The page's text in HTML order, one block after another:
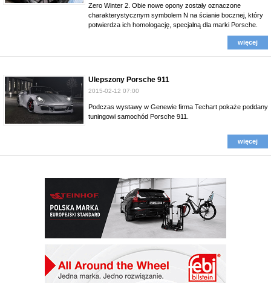
Zero Winter 2. Obie nowe opony zostały oznaczone
charakterystycznym symbolem N na ścianie bocznej, który
potwierdza ich homologację, specjalną dla marki Porsche.
więcej
Ulepszony Porsche 911
2015-02-12 07:00
Podczas wystawy w Genewie firma Techart pokaże poddany
tuningowi samochód Porsche 911.
więcej